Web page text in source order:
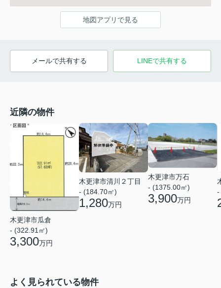
地図アプリで見る
メールで共有する LINEで共有する
近隣の物件
木更津市瓜倉
- (322.91㎡)
3,300万円
木更津市清川２丁目
- (184.70㎡)
1,280万円
木更津市万石
- (1375.00㎡)
3,900万円
-
よく見られている物件